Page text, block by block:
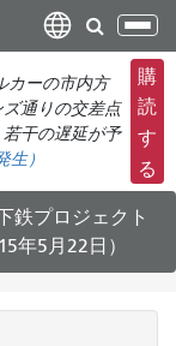
ナ
ビ
ゲ
ー
シ
ョ
ン
切
り
カーの市内方
通りの交差点
干の遅延が予
生）
購
読
す
る
鉄プロジェクト
年5月22日）